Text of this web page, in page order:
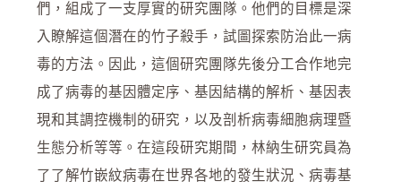
們，組成了一支厚實的研究團隊。他們的目標是深
入瞭解這個潛在的竹子殺手，試圖探索防治此一病
毒的方法。因此，這個研究團隊先後分工合作地完
成了病毒的基因體定序、基因結構的解析、基因表
現和其調控機制的研究，以及剖析病毒細胞病理暨
生態分析等等。在這段研究期間，林納生研究員為
了了解竹嵌紋病毒在世界各地的發生狀況、病毒基